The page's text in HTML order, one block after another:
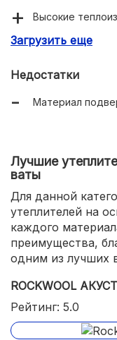
Высокие
Многоцелевое
Загрузить еще
Недостатки
Материал
Лучшие
ваты
Для данной
утеплителей на
каждого
преимущества,
одним из лучших
ROCKWOOL
Рейтинг: 5.0